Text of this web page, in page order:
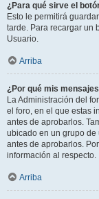
¿Para qué sirve el
Esto le permitirá
tarde. Para recargar un
Usuario.
Arriba
¿Por qué mis
La Administración del
el foro, en el que estas
antes de aprobarlos.
ubicado en un grupo
antes de aprobarlos.
información al respecto.
Arriba